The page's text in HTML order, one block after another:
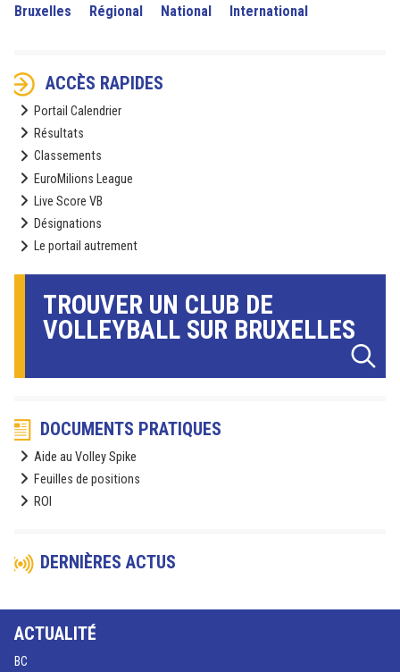
Bruxelles Régional National International
ACCÈS RAPIDES
Portail Calendrier
Résultats
Classements
EuroMilions League
Live Score VB
Désignations
Le portail autrement
TROUVER UN CLUB DE
VOLLEYBALL SUR BRUXELLES
DOCUMENTS PRATIQUES
Aide au Volley Spike
Feuilles de positions
ROI
DERNIÈRES ACTUS
ACTUALITÉ
BC